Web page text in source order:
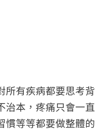
所有疾病都要思考背
治本，疼痛只會一直
慣等等都要做整體的